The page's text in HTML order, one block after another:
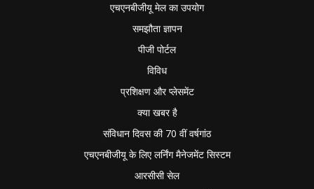
एचएनबीजीयू मेल का उपयोग
समझौता ज्ञापन
पीजी पोर्टल
विविध
प्रशिक्षण और प्लेसमेंट
क्या खबर है
संविधान दिवस की 70 वीं वर्षगांठ
एचएनबीजीयू के लिए लर्निंग मैनेजमेंट सिस्टम
आरसीसी सेल